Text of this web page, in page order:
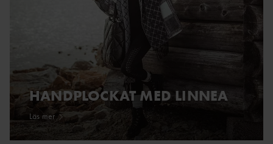
HANDPLOCKAT MED LINNEA
Läs mer